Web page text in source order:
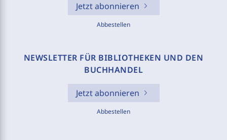
Jetzt abonnieren
Abbestellen
NEWSLETTER FÜR BIBLIOTHEKEN UND DEN
BUCHHANDEL
Jetzt abonnieren
Abbestellen